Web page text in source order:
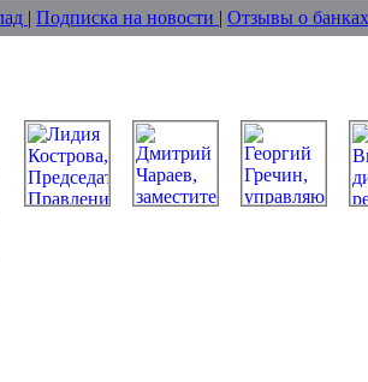
| Подписка на новости | Отзывы о банках